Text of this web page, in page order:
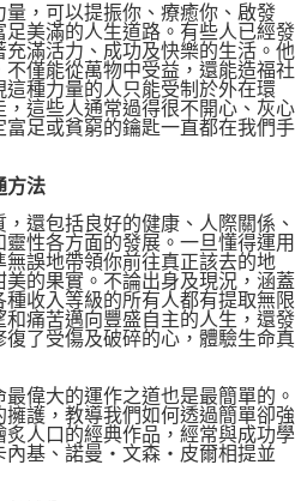
，可以提振你、療癒你、啟發
美滿的人生道路。有些人已經發
滿活力、成功及快樂的生活。他
僅能從萬物中受益，還能造福社
種力量的人只能受制於外在環
這些人通常過得很不開心、灰心
足或貧窮的鑰匙一直都在我們手
法
包括良好的健康、人際關係、
性各方面的發展。一旦懂得運用
誤地帶領你前往真正該去的地
的果實。不論出身及現況，涵蓋
收入等級的所有人都有提取無限
痛苦邁向豐盛自主的人生，還發
了受傷及破碎的心，體驗生命真
大的運作之道也是最簡單的。
護，教導我們如何透過簡單卻強
人口的經典作品，經常與成功學
基、諾曼‧文森‧皮爾相提並